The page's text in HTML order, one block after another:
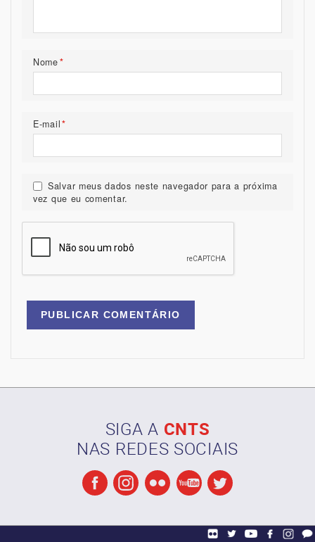
Nome*
E-mail*
Salvar meus dados neste navegador para a próxima
vez que eu comentar.
SIGA A CNTS
NAS REDES SOCIAIS